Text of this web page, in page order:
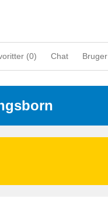
(0) Chat Bruger